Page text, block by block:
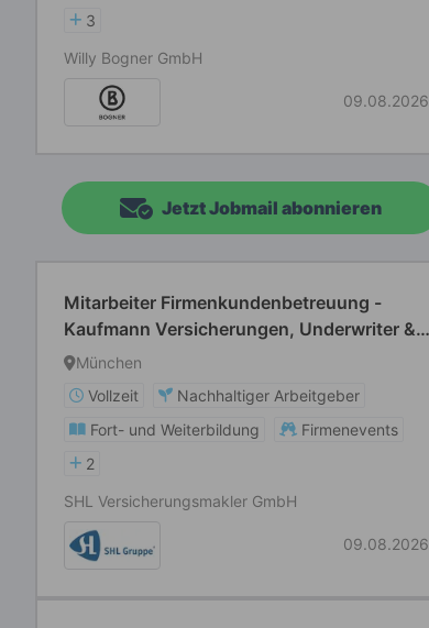
3
Willy Bogner GmbH
09.08.2026
Jetzt Jobmail abonnieren
Mitarbeiter Firmenkundenbetreuung -
Kaufmann Versicherungen, Underwriter &
Fachwirte (m/w/d)
München
Vollzeit
Nachhaltiger Arbeitgeber
Fort- und Weiterbildung
Firmenevents
2
SHL Versicherungsmakler GmbH
09.08.2026